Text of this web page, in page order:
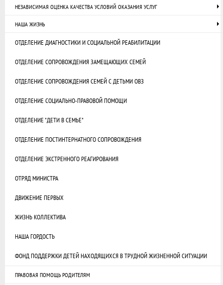
НЕЗАВИСИМАЯ ОЦЕНКА КАЧЕСТВА УСЛОВИЙ ОКАЗАНИЯ УСЛУГ
НАША ЖИЗНЬ
ОТДЕЛЕНИЕ ДИАГНОСТИКИ И СОЦИАЛЬНОЙ РЕАБИЛИТАЦИИ
ОТДЕЛЕНИЕ СОПРОВОЖДЕНИЯ ЗАМЕЩАЮЩИХ СЕМЕЙ
ОТДЕЛЕНИЕ СОПРОВОЖДЕНИЯ СЕМЕЙ С ДЕТЬМИ ОВЗ
ОТДЕЛЕНИЕ СОЦИАЛЬНО-ПРАВОВОЙ ПОМОЩИ
ОТДЕЛЕНИЕ "ДЕТИ В СЕМЬЕ"
ОТДЕЛЕНИЕ ПОСТИНТЕРНАТНОГО СОПРОВОЖДЕНИЯ
ОТДЕЛЕНИЕ ЭКСТРЕННОГО РЕАГИРОВАНИЯ
ОТРЯД МИНИСТРА
ДВИЖЕНИЕ ПЕРВЫХ
ЖИЗНЬ КОЛЛЕКТИВА
НАША ГОРДОСТЬ
ФОНД ПОДДЕРЖКИ ДЕТЕЙ НАХОДЯЩИХСЯ В ТРУДНОЙ ЖИЗНЕННОЙ СИТУАЦИИ
ПРАВОВАЯ ПОМОЩЬ РОДИТЕЛЯМ